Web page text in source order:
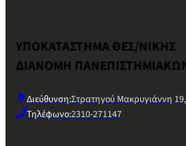
ΥΠΟΚΑΤΑΣΤΗΜΑ ΘΕΣ/ΝΙΚΗΣ
ΔΙΑΝΟΜΗ
Διεύθυνση:Στρατηγού Μακρυγιάννη
Τηλέφωνο:2310-271147